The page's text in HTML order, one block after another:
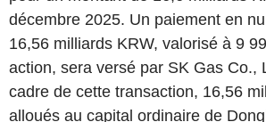
décembre 2025. Un paiement en
16,56 milliards KRW, valorisé à 9
action, sera versé par SK Gas Co.,
cadre de cette transaction, 16,56
alloués au capital ordinaire de